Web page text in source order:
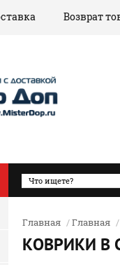
Возврат
Главная /Главная /
КОВРИКИ В